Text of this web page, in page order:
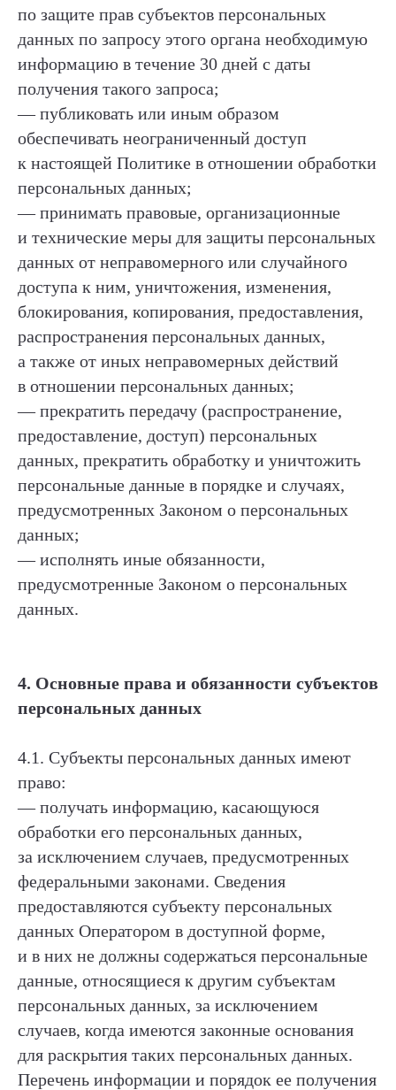
по защите прав субъектов персональных
данных по запросу этого органа необходимую
информацию в течение 30 дней с даты
получения такого запроса;
— публиковать или иным образом
обеспечивать неограниченный доступ
к настоящей Политике в отношении обработки
персональных данных;
— принимать правовые, организационные
и технические меры для защиты персональных
данных от неправомерного или случайного
доступа к ним, уничтожения, изменения,
блокирования, копирования, предоставления,
распространения персональных данных,
а также от иных неправомерных действий
в отношении персональных данных;
— прекратить передачу (распространение,
предоставление, доступ) персональных
данных, прекратить обработку и уничтожить
персональные данные в порядке и случаях,
предусмотренных Законом о персональных
данных;
— исполнять иные обязанности,
предусмотренные Законом о персональных
данных.
4. Основные права и обязанности субъектов
персональных данных
4.1. Субъекты персональных данных имеют
право:
— получать информацию, касающуюся
обработки его персональных данных,
за исключением случаев, предусмотренных
федеральными законами. Сведения
предоставляются субъекту персональных
данных Оператором в доступной форме,
и в них не должны содержаться персональные
данные, относящиеся к другим субъектам
персональных данных, за исключением
случаев, когда имеются законные основания
для раскрытия таких персональных данных.
Перечень информации и порядок ее получения